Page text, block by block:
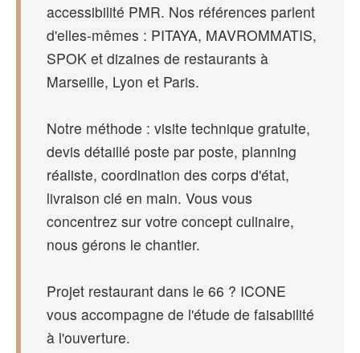
accessibilité PMR. Nos références parlent
d'elles-mêmes : PITAYA, MAVROMMATIS,
SPOK et dizaines de restaurants à
Marseille, Lyon et Paris.
Notre méthode : visite technique gratuite,
devis détaillé poste par poste, planning
réaliste, coordination des corps d'état,
livraison clé en main. Vous vous
concentrez sur votre concept culinaire,
nous gérons le chantier.
Projet restaurant dans le 66 ? ICONE
vous accompagne de l'étude de faisabilité
à l'ouverture.